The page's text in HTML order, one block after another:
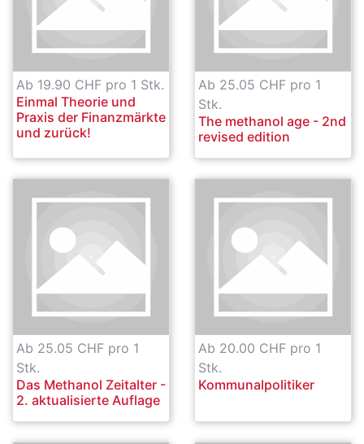
Ab 19.90 CHF pro 1 Stk.
Einmal Theorie und
Praxis der Finanzmärkte
und zurück!
Ab 25.05 CHF pro 1
Stk.
The methanol age - 2nd
revised edition
Ab 25.05 CHF pro 1
Stk.
Das Methanol Zeitalter -
2. aktualisierte Auflage
Ab 20.00 CHF pro 1
Stk.
Kommunalpolitiker